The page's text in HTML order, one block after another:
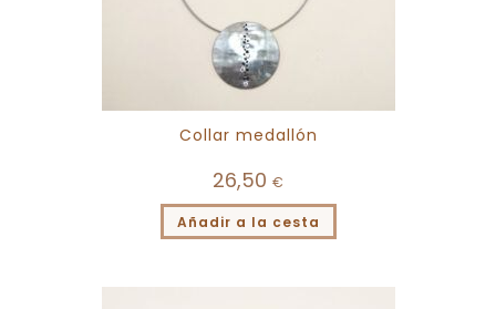
Collar medallón
26,50 €
Añadir a la cesta